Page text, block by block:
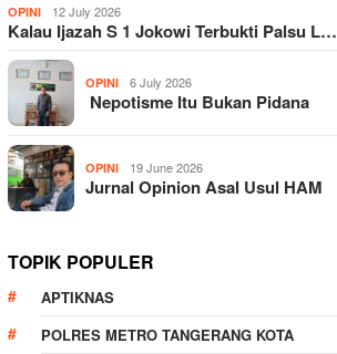
OPINI 12 July 2026
Kalau Ijazah S 1 Jokowi Terbukti Palsu L…
OPINI 6 July 2026
Nepotisme Itu Bukan Pidana
OPINI 19 June 2026
Jurnal Opinion Asal Usul HAM
TOPIK POPULER
APTIKNAS
POLRES METRO TANGERANG KOTA